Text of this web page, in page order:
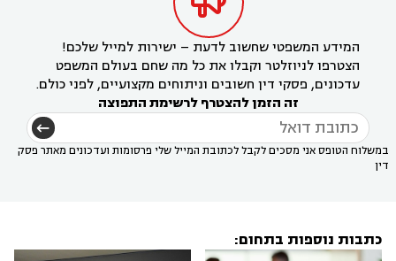
המידע המשפטי שחשוב לדעת – ישירות למייל שלכם!
הצטרפו לניוזלטר וקבלו את כל מה שחם בעולם המשפט
עדכונים, פסקי דין חשובים וניתוחים מקצועיים, לפני כולם.
זה הזמן להצטרף לרשימת התפוצה
במשלוח הטופס אני מסכים לקבל לכתובת המייל שלי פרסומות ועדכונים מאתר פסק
דין
כתבות נוספות בתחום: